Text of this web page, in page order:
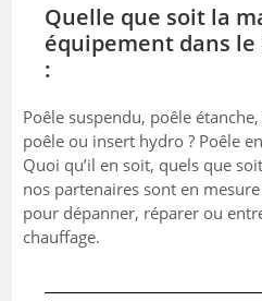
Quelle que soit la
équipement dans le
:
Poêle suspendu, poêle
poêle ou insert hydro ? Poêle
Quoi qu’il en soit, quels que
nos partenaires sont en
pour dépanner, réparer ou
chauffage.